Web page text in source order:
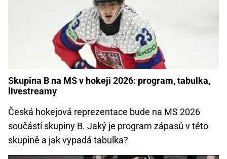
Skupina B na MS v hokeji 2026: program, tabulka,
livestreamy
Česká hokejová reprezentace bude na MS 2026
součástí skupiny B. Jaký je program zápasů v této
skupině a jak vypadá tabulka?